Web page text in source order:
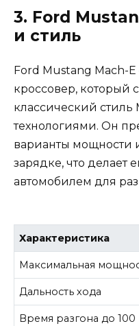
3. Ford
и стиль
Ford Mustang Mach-
кроссовер, который
классический
технологиями. Он
варианты мощности
зарядке, что делает
автомобилем для
Характеристика
Максимальная
Дальность хода
Время разгона до 100